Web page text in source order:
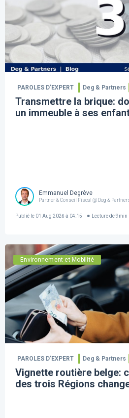
PAROLES D’EXPERT Deg & Partners
Transmettre la brique:
un immeuble à ses
Emmanuel Degrève
Partner & Conseil Fiscal @ Deg &
Publié le 01 Aug 2026 à 04:15 Lecture de 9min
Environnement et Mobilité
PAROLES D’EXPERT Deg & Partners
Vignette routière belge:
des trois Régions